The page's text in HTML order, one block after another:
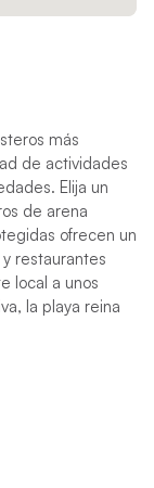
más
de actividades
Elija un
de arena
ofrecen un
restaurantes
local a unos
la playa reina